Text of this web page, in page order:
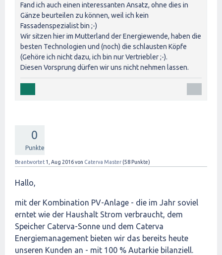
Fand ich auch einen interessanten Ansatz, ohne dies in
Gänze beurteilen zu können, weil ich kein
Fassadenspezialist bin ;-)
Wir sitzen hier im Mutterland der Energiewende, haben die
besten Technologien und (noch) die schlausten Köpfe
(Gehöre ich nicht dazu, ich bin nur Vertriebler ;-).
Diesen Vorsprung dürfen wir uns nicht nehmen lassen.
0
Punkte
Beantwortet 1, Aug 2016von Caterva Master (58 Punkte)
Hallo,
mit der Kombination PV-Anlage - die im Jahr soviel
erntet wie der Haushalt Strom verbraucht, dem
Speicher Caterva-Sonne und dem Caterva
Energiemanagement bieten wir das bereits heute
unseren Kunden an - mit 100 % Autarkie bilanziell.